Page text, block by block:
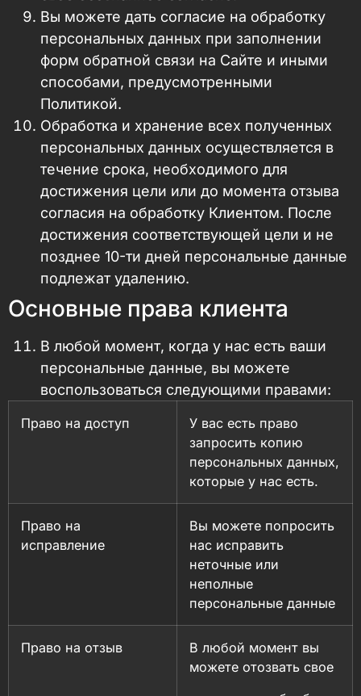
Вы можете дать согласие на обработку
персональных данных при заполнении
форм обратной связи на Сайте и иными
способами, предусмотренными
Политикой.
Обработка и хранение всех полученных
персональных данных осуществляется в
течение срока, необходимого для
достижения цели или до момента отзыва
согласия на обработку Клиентом. После
достижения соответствующей цели и не
позднее 10-ти дней персональные данные
подлежат удалению.
Основные права клиента
В любой момент, когда у нас есть ваши
персональные данные, вы можете
воспользоваться следующими правами:
Право на доступ
У вас есть право
запросить копию
персональных данных,
которые у нас есть.
Право на
исправление
Вы можете попросить
нас исправить
неточные или
неполные
персональные данные
Право на отзыв
В любой момент вы
можете отозвать свое